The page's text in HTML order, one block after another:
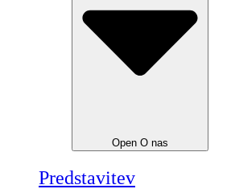
Open O nas
Predstavitev